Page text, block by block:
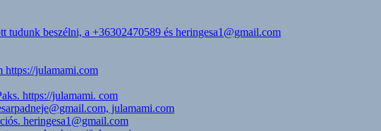
tudunk beszélni, a +36302470589 és heringesa1@gmail.com
https://julamami.com
https://julamami. com
julamami.com
heringesa1@gmail.com